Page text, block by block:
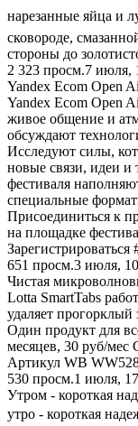
нарезанные яйца и
сковороде,
стороны до
2 323 просм.7 июля,
Yandex Ecom Open
Yandex Ecom Open
живое общение и
обсуждают
Исследуют силы,
новые связи, идеи и
фестиваля
специальные
Присоединиться к
на площадке
651 просм.3 июля,
Чистая
Lotta SmartTabs
удаляет прогорклый
Один продукт для
месяцев, 30 руб/
Артикул WB
530 просм.1 июля,
Утром - короткая
утро - короткая